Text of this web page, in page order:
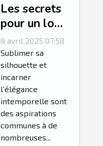
Les secrets
pour un look
glamoureux
avec des
corsets et
bustiers
9 avril 2025 07:58
Sublimer sa
silhouette et
incarner
l’élégance
intemporelle sont
des aspirations
communes à de
nombreuses...